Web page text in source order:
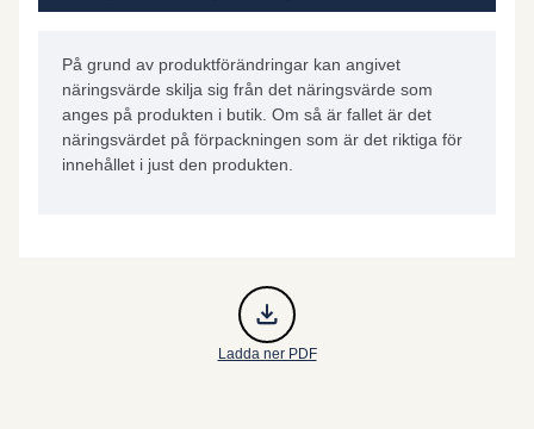
På grund av produktförändringar kan angivet
näringsvärde skilja sig från det näringsvärde som
anges på produkten i butik. Om så är fallet är det
näringsvärdet på förpackningen som är det riktiga för
innehållet i just den produkten.
Ladda ner PDF